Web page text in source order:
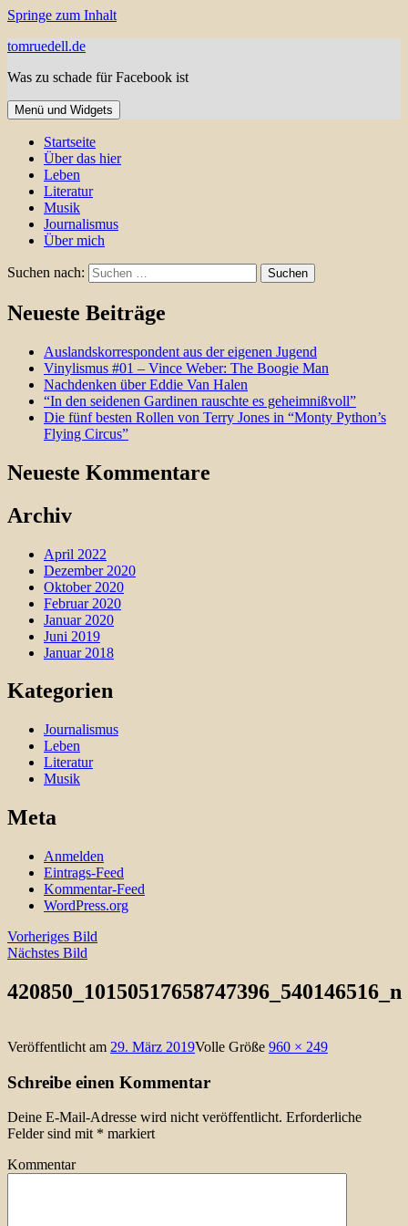
Springe zum Inhalt
tomruedell.de
Was zu schade für Facebook ist
Menü und Widgets
Startseite
Über das hier
Leben
Literatur
Musik
Journalismus
Über mich
Suchen nach:
Neueste Beiträge
Auslandskorrespondent aus der eigenen Jugend
Vinylismus #01 – Vince Weber: The Boogie Man
Nachdenken über Eddie Van Halen
“In den seidenen Gardinen rauschte es geheimnißvoll”
Die fünf besten Rollen von Terry Jones in “Monty Python’s
Flying Circus”
Neueste Kommentare
Archiv
April 2022
Dezember 2020
Oktober 2020
Februar 2020
Januar 2020
Juni 2019
Januar 2018
Kategorien
Journalismus
Leben
Literatur
Musik
Meta
Anmelden
Eintrags-Feed
Kommentar-Feed
WordPress.org
Vorheriges Bild
Nächstes Bild
420850_10150517658747396_540146516_n
Veröffentlicht am 29. März 2019Volle Größe 960 × 249
Schreibe einen Kommentar
Deine E-Mail-Adresse wird nicht veröffentlicht. Erforderliche
Felder sind mit * markiert
Kommentar